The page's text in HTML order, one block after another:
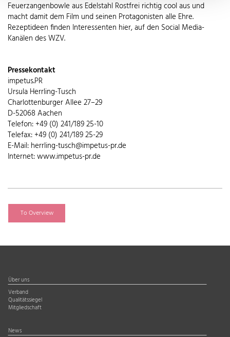
Feuerzangenbowle aus Edelstahl Rostfrei richtig cool aus und
macht damit dem Film und seinen Protagonisten alle Ehre.
Rezeptideen finden Interessenten hier, auf den Social Media-
Kanälen des WZV.
Pressekontakt
impetus.PR
Ursula Herrling-Tusch
Charlottenburger Allee 27–29
D-52068 Aachen
Telefon: +49 (0) 241/189 25-10
Telefax: +49 (0) 241/189 25-29
E-Mail: herrling-tusch@impetus-pr.de
Internet: www.impetus-pr.de
To Overview
Über uns
Verband
Qualitätssiegel
Mitgliedschaft
News